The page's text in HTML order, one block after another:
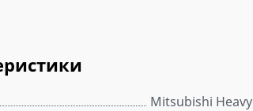
Mitsubishi Heavy